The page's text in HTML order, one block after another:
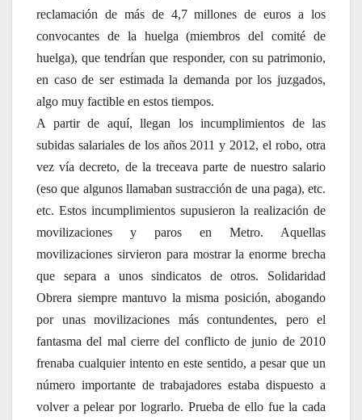
reclamación de más de 4,7 millones de euros a los
convocantes de la huelga (miembros del comité de
huelga), que tendrían que responder, con su patrimonio,
en caso de ser estimada la demanda por los juzgados,
algo muy factible en estos tiempos.
A partir de aquí, llegan los incumplimientos de las
subidas salariales de los años 2011 y 2012, el robo, otra
vez vía decreto, de la treceava parte de nuestro salario
(eso que algunos llamaban sustracción de una paga), etc.
etc. Estos incumplimientos supusieron la realización de
movilizaciones y paros en Metro. Aquellas
movilizaciones sirvieron para mostrar la enorme brecha
que separa a unos sindicatos de otros. Solidaridad
Obrera siempre mantuvo la misma posición, abogando
por unas movilizaciones más contundentes, pero el
fantasma del mal cierre del conflicto de junio de 2010
frenaba cualquier intento en este sentido, a pesar que un
número importante de trabajadores estaba dispuesto a
volver a pelear por lograrlo. Prueba de ello fue la cada